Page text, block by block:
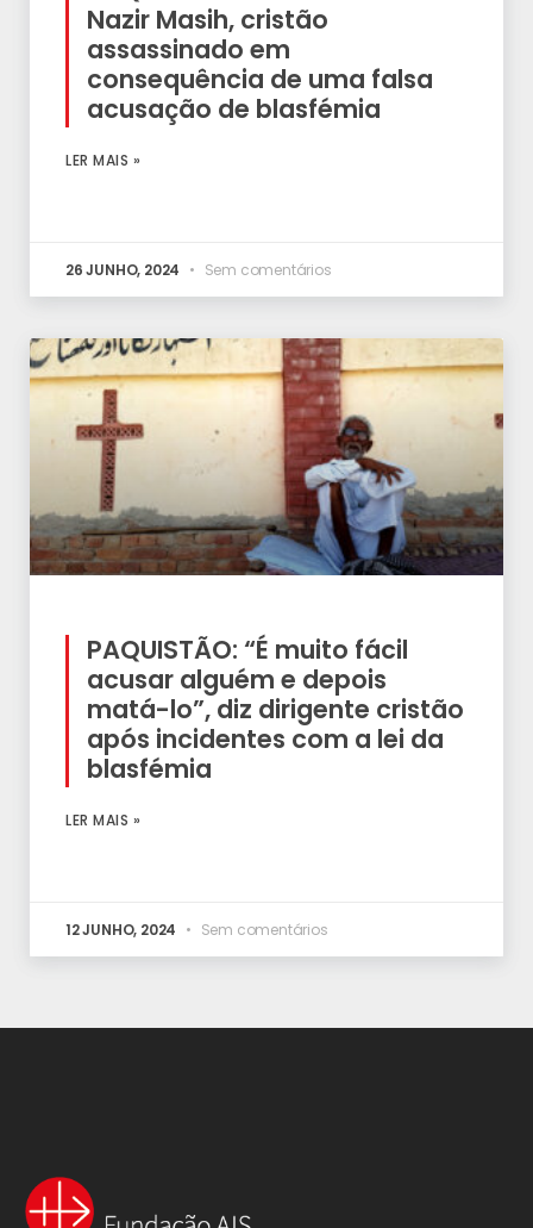
Nazir Masih, cristão
assassinado em
consequência de uma falsa
acusação de blasfémia
LER MAIS »
26 JUNHO, 2024 Sem comentários
PAQUISTÃO: “É muito fácil
acusar alguém e depois
matá-lo”, diz dirigente cristão
após incidentes com a lei da
blasfémia
LER MAIS »
12 JUNHO, 2024 Sem comentários